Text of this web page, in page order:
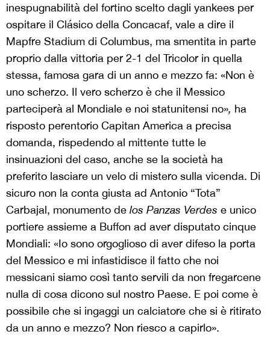
inespugnabilità del fortino scelto dagli yankees per
ospitare il Clásico della Concacaf, vale a dire il
Mapfre Stadium di Columbus, ma smentita in parte
proprio dalla vittoria per 2-1 del Tricolor in quella
stessa, famosa gara di un anno e mezzo fa: «Non è
uno scherzo. Il vero scherzo è che il Messico
parteciperà al Mondiale e noi statunitensi no», ha
risposto perentorio Capitan America a precisa
domanda, rispedendo al mittente tutte le
insinuazioni del caso, anche se la società ha
preferito lasciare un velo di mistero sulla vicenda. Di
sicuro non la conta giusta ad Antonio “Tota”
Carbajal, monumento de los Panzas Verdes e unico
portiere assieme a Buffon ad aver disputato cinque
Mondiali: «Io sono orgoglioso di aver difeso la porta
del Messico e mi infastidisce il fatto che noi
messicani siamo così tanto servili da non fregarcene
nulla di cosa dicono sul nostro Paese. E poi come è
possibile che si ingaggi un calciatore che si è ritirato
da un anno e mezzo? Non riesco a capirlo».